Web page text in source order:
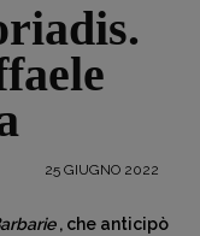
25 GIUGNO 2022
, che anticipò